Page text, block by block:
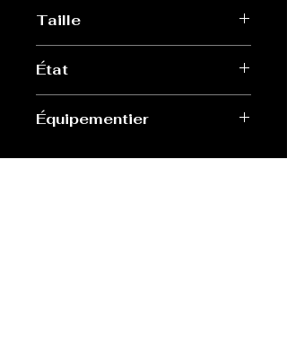
Taille
État
Équipementier